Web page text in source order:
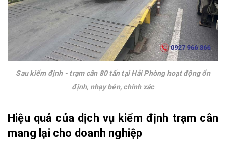
Sau kiểm định - trạm cân 80 tấn tại Hải Phòng hoạt động ổn
định, nhạy bén, chính xác
Hiệu quả của dịch vụ kiểm định trạm cân
mang lại cho doanh nghiệp